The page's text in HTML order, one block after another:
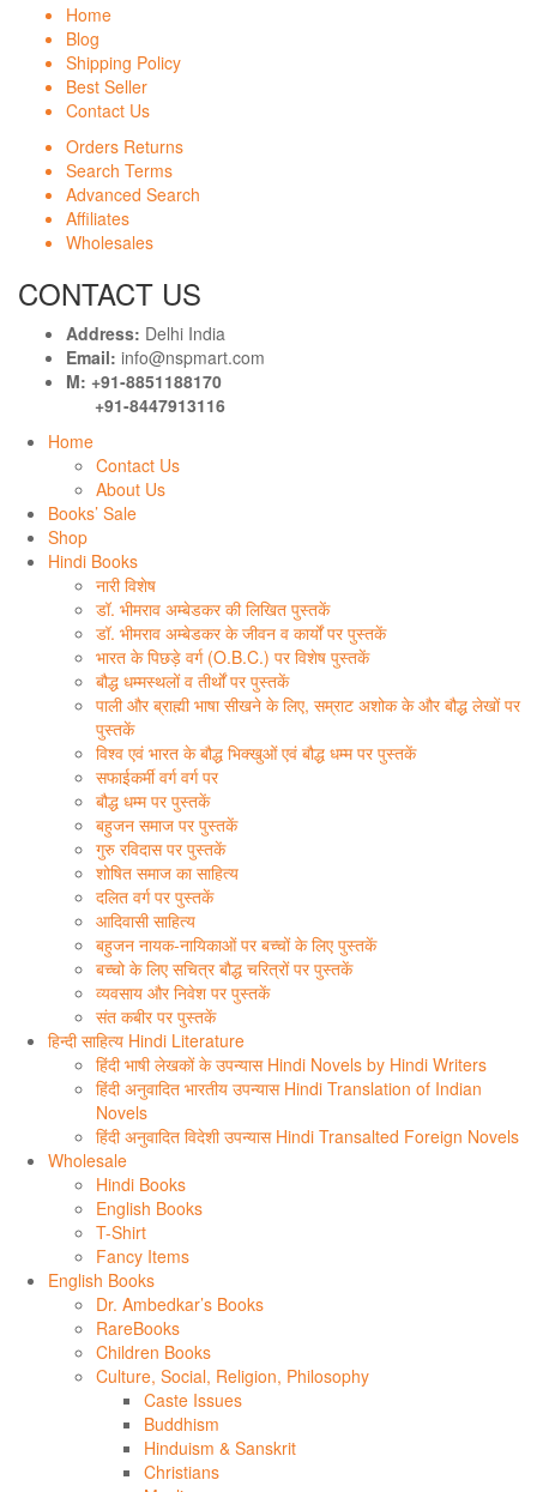
Home
Blog
Shipping Policy
Best Seller
Contact Us
Orders Returns
Search Terms
Advanced Search
Affiliates
Wholesales
CONTACT US
Address: Delhi India
Email: info@nspmart.com
M: +91-8851188170
+91-8447913116
Home
Contact Us
About Us
Books’ Sale
Shop
Hindi Books
नारी विशेष
डॉ. भीमराव अम्बेडकर की लिखित पुस्तकें
डॉ. भीमराव अम्बेडकर के जीवन व कार्यों पर पुस्तकें
भारत के पिछड़े वर्ग (O.B.C.) पर विशेष पुस्तकें
बौद्ध धम्मस्थलों व तीर्थों पर पुस्तकें
पाली और ब्राह्मी भाषा सीखने के लिए, सम्राट अशोक के और बौद्ध लेखों पर
पुस्तकें
विश्व एवं भारत के बौद्ध भिक्खुओं एवं बौद्ध धम्म पर पुस्तकें
सफाईकर्मी वर्ग वर्ग पर
बौद्ध धम्म पर पुस्तकें
बहुजन समाज पर पुस्तकें
गुरु रविदास पर पुस्तकें
शोषित समाज का साहित्य
दलित वर्ग पर पुस्तकें
आदिवासी साहित्य
बहुजन नायक-नायिकाओं पर बच्चों के लिए पुस्तकें
बच्चो के लिए सचित्र बौद्ध चरित्रों पर पुस्तकें
व्यवसाय और निवेश पर पुस्तकें
संत कबीर पर पुस्तकें
हिन्दी साहित्य Hindi Literature
हिंदी भाषी लेखकों के उपन्यास Hindi Novels by Hindi Writers
हिंदी अनुवादित भारतीय उपन्यास Hindi Translation of Indian
Novels
हिंदी अनुवादित विदेशी उपन्यास Hindi Transalted Foreign Novels
Wholesale
Hindi Books
English Books
T-Shirt
Fancy Items
English Books
Dr. Ambedkar’s Books
RareBooks
Children Books
Culture, Social, Religion, Philosophy
Caste Issues
Buddhism
Hinduism & Sanskrit
Christians